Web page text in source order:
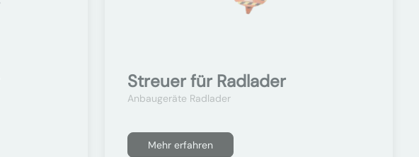
Streuer für Radlader
Anbaugeräte Radlader
Mehr erfahren